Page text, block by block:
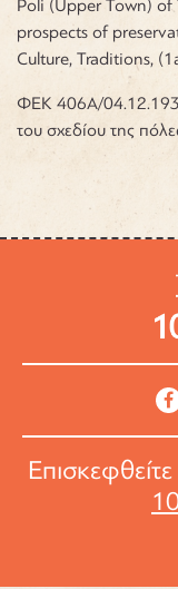
Poli (Upper Town) of
prospects of
Culture, Traditions,
ΦΕΚ 406Α/
του σχεδίου της